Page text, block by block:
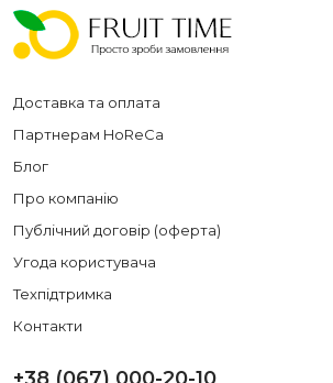
Доставка та оплата
Партнерам HoReCa
Блог
Про компанію
Публічний договір (оферта)
Угода користувача
Техпідтримка
Контакти